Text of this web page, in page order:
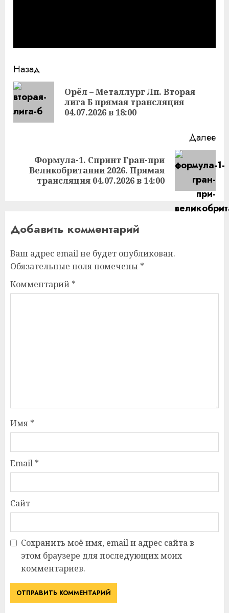
Продолжить
чтение
Назад
Орёл – Металлург Лп. Вторая
лига Б прямая трансляция
04.07.2026 в 18:00
Далее
Следующая
запись:
Формула-1. Спринт Гран-при
Великобритании 2026. Прямая
трансляция 04.07.2026 в 14:00
Добавить комментарий
Ваш адрес email не будет опубликован.
Обязательные поля помечены *
Комментарий *
Имя *
Email *
Сайт
Сохранить моё имя, email и адрес сайта в
этом браузере для последующих моих
комментариев.